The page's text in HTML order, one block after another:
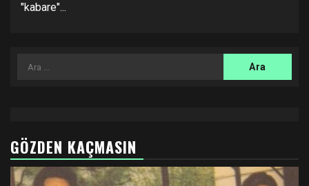
"kabare"...
Arama:
GÖZDEN KAÇMASIN